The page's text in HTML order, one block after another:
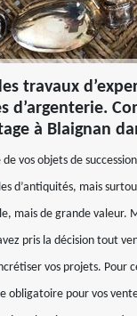
travaux
d’argenterie.
à Blaignan
vos objets de
d’antiquités, mais
mais de grande valeur.
pris la décision tout
vos projets. Pour
obligatoire pour vos